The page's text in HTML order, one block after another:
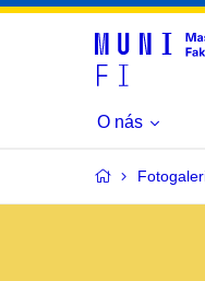
O nás